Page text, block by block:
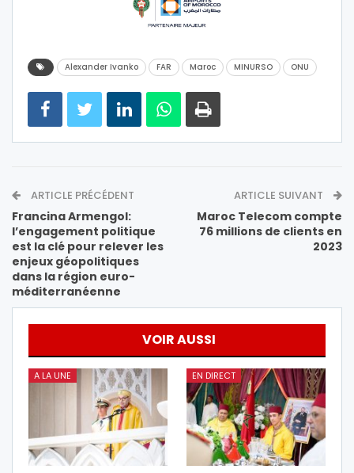
Alexander Ivanko FAR Maroc MINURSO ONU
ARTICLE PRÉCÉDENT
Francina Armengol:
l’engagement politique
est la clé pour relever les
enjeux géopolitiques
dans la région euro-
méditerranéenne
ARTICLE SUIVANT
Maroc Telecom compte
76 millions de clients en
2023
VOIR AUSSI
A LA UNE EN DIRECT